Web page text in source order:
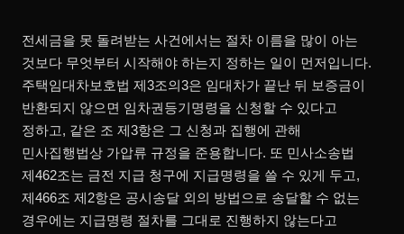
전세금을 못 돌려받는 사건에서는 절차 이름을 많이 아는
것보다 무엇부터 시작해야 하는지 정하는 일이 먼저입니다.
주택임대차보호법 제3조의3은 임대차가 끝난 뒤 보증금이
반환되지 않으면 임차권등기명령을 신청할 수 있다고
정하고, 같은 조 제3항은 그 신청과 집행에 관해
민사집행법상 가압류 규정을 준용합니다. 또 민사소송법
제462조는 금전 지급 청구에 지급명령을 쓸 수 있게 두고,
제466조 제2항은 공시송달 외의 방법으로 송달할 수 없는
경우에는 지급명령 절차를 그대로 진행하지 않는다고